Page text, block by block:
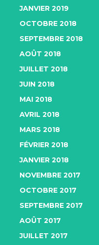
JANVIER 2019
OCTOBRE 2018
SEPTEMBRE 2018
AOÛT 2018
JUILLET 2018
JUIN 2018
MAI 2018
AVRIL 2018
MARS 2018
FÉVRIER 2018
JANVIER 2018
NOVEMBRE 2017
OCTOBRE 2017
SEPTEMBRE 2017
AOÛT 2017
JUILLET 2017